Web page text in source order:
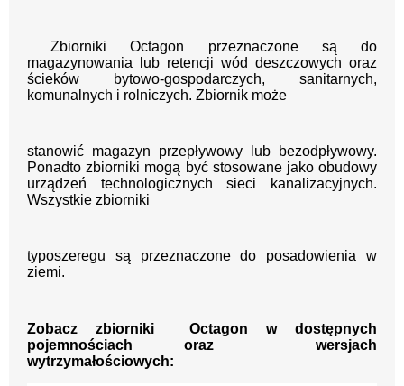
Zbiorniki Octagon przeznaczone są do
magazynowania lub retencji wód deszczowych oraz
ścieków bytowo-gospodarczych, sanitarnych,
komunalnych i rolniczych. Zbiornik może
stanowić magazyn przepływowy lub bezodpływowy.
Ponadto zbiorniki mogą być stosowane jako obudowy
urządzeń technologicznych sieci kanalizacyjnych.
Wszystkie zbiorniki
typoszeregu są przeznaczone do posadowienia w
ziemi.
Zobacz zbiorniki Octagon w dostępnych
pojemnościach oraz wersjach
wytrzymałościowych: